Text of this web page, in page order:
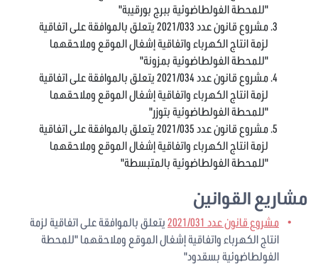
"للمحطة الفولطاضوئية ببرج بورقيبة"
مشروع قانون عدد 2021/033 يتعلق بالموافقة على اتفاقية
لزمة انتاج الكهرباء واتفاقية إشغال الموقع وملاحقهما
"للمحطة الفولطاضوئية بمزونة"
مشروع قانون عدد 2021/034 يتعلق بالموافقة على اتفاقية
لزمة انتاج الكهرباء واتفاقية إشغال الموقع وملاحقهما
"للمحطة الفولطاضوئية بتوزر"
مشروع قانون عدد 2021/035 يتعلق بالموافقة على اتفاقية
لزمة انتاج الكهرباء واتفاقية إشغال الموقع وملاحقهما
"للمحطة الفولطاضوئية بالمتبسطة"
مشاريع القوانين
مشروع قانون عدد 2021/031
يتعلق بالموافقة على اتفاقية لزمة
انتاج الكهرباء واتفاقية إشغال الموقع وملاحقهما "للمحطة
الفولطاضوئية بسقدود"